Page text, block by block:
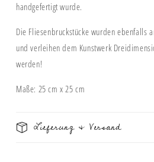
handgefertigt wurde.
Die Fliesenbruckstücke wurden ebenfalls
und verleihen dem Kunstwerk
werden!
Maße: 25 cm x 25 cm
Lieferung & Versand